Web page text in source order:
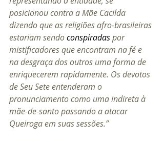
posicionou contra a Mãe Cacilda
dizendo que as religiões afro-brasileiras
estariam sendo conspiradas por
mistificadores que encontram na fé e
na desgraça dos outros uma forma de
enriquecerem rapidamente. Os devotos
de Seu Sete entenderam o
pronunciamento como uma indireta à
mãe-de-santo passando a atacar
Queiroga em suas sessões.”